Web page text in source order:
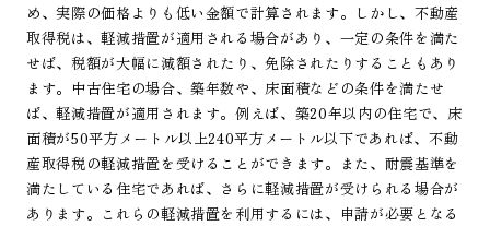
め、実際の価格よりも低い金額で計算されます。しかし、不動産
取得税は、軽減措置が適用される場合があり、一定の条件を満た
せば、税額が大幅に減額されたり、免除されたりすることもあり
ます。中古住宅の場合、築年数や、床面積などの条件を満たせ
ば、軽減措置が適用されます。例えば、築20年以内の住宅で、床
面積が50平方メートル以上240平方メートル以下であれば、不動
産取得税の軽減措置を受けることができます。また、耐震基準を
満たしている住宅であれば、さらに軽減措置が受けられる場合が
あります。これらの軽減措置を利用するには、申請が必要となる